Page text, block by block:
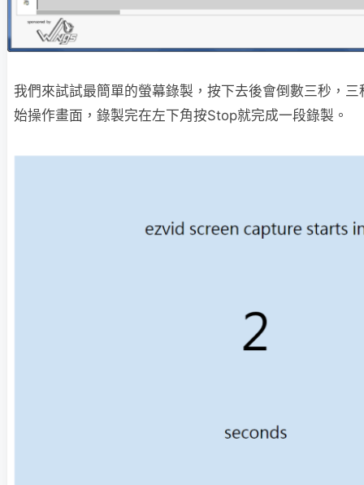
我們來試試最簡單的螢幕錄製，按下去後會倒數三秒，
始操作畫面，錄製完在左下角按Stop就完成一段錄製。